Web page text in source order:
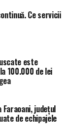
Ce servicii
este
100.000 de lei
județul
de echipajele